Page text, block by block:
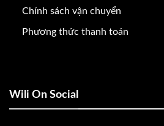
Chính sách vận chuyển
Phương thức thanh toán
Wili On Social